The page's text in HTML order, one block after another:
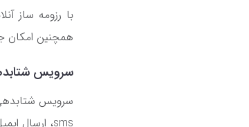
همچنین امکان
سرویس
سرویس
sms، ارسال ایمیل، درج بنر ویژه در سایت و ... می‌توان استفاده کرد تا مخاطبین را از آگهی درج شده مطلع کرد.